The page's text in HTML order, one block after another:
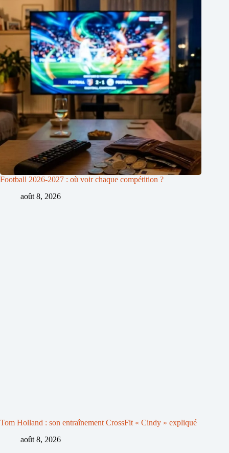
Football 2026-2027 : où voir chaque compétition ?
août 8, 2026
Tom Holland : son entraînement CrossFit « Cindy » expliqué
août 8, 2026